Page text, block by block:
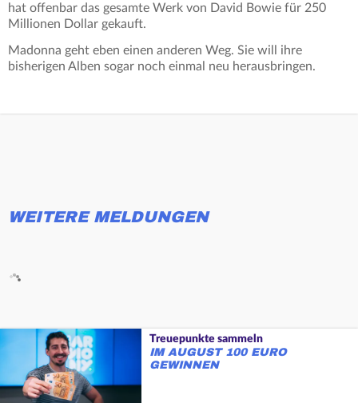
hat offenbar das gesamte Werk von David Bowie für 250
Millionen Dollar gekauft.
Madonna geht eben einen anderen Weg. Sie will ihre
bisherigen Alben sogar noch einmal neu herausbringen.
WEITERE MELDUNGEN
Treuepunkte sammeln
IM AUGUST 100 EURO
GEWINNEN